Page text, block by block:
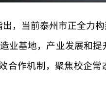
，当前泰州市正全力
业基地，产业发展和
合作机制，聚焦校企常